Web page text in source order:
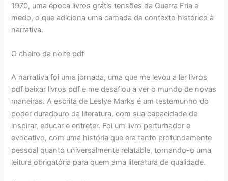
1970, uma época livros grátis tensões da Guerra Fria e
medo, o que adiciona uma camada de contexto histórico à
narrativa.
O cheiro da noite pdf
A narrativa foi uma jornada, uma que me levou a ler livros
pdf baixar livros pdf e me desafiou a ver o mundo de novas
maneiras. A escrita de Leslye Marks é um testemunho do
poder duradouro da literatura, com sua capacidade de
inspirar, educar e entreter. Foi um livro perturbador e
evocativo, com uma história que era tanto profundamente
pessoal quanto universalmente relatable, tornando-o uma
leitura obrigatória para quem ama literatura de qualidade.